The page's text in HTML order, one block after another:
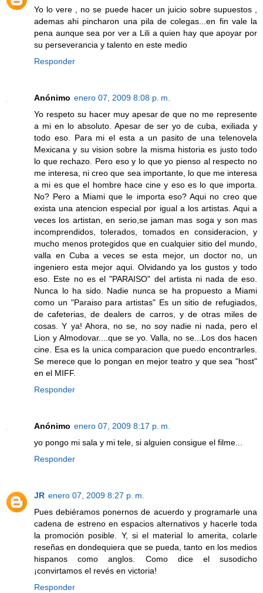
Yo lo vere , no se puede hacer un juicio sobre supuestos ,
ademas ahi pincharon una pila de colegas...en fin vale la
pena aunque sea por ver a Lili a quien hay que apoyar por
su perseverancia y talento en este medio
Responder
Anónimo enero 07, 2009 8:08 p. m.
Yo respeto su hacer muy apesar de que no me represente
a mi en lo absoluto. Apesar de ser yo de cuba, exiliada y
todo eso. Para mi el esta a un pasito de una telenovela
Mexicana y su vision sobre la misma historia es justo todo
lo que rechazo. Pero eso y lo que yo pienso al respecto no
me interesa, ni creo que sea importante, lo que me interesa
a mi es que el hombre hace cine y eso es lo que importa.
No? Pero a Miami que le importa eso? Aqui no creo que
exista una atencion especial por igual a los artistas. Aqui a
veces los artistan, en serio,se jaman mas soga y son mas
incomprendidos, tolerados, tomados en consideracion, y
mucho menos protegidos que en cualquier sitio del mundo,
valla en Cuba a veces se esta mejor, un doctor no, un
ingeniero esta mejor aqui. Olvidando ya los gustos y todo
eso. Este no es el "PARAISO" del artista ni nada de eso.
Nunca lo ha sido. Nadie nunca se ha propuesto a Miami
como un "Paraiso para artistas" Es un sitio de refugiados,
de cafeterias, de dealers de carros, y de otras miles de
cosas. Y ya! Ahora, no se, no soy nadie ni nada, pero el
Lion y Almodovar....que se yo. Valla, no se...Los dos hacen
cine. Esa es la unica comparacion que puedo encontrarles.
Se merece que lo pongan en mejor teatro y que sea "host"
en el MIFF.
Responder
Anónimo enero 07, 2009 8:17 p. m.
yo pongo mi sala y mi tele, si alguien consigue el filme...
Responder
JR enero 07, 2009 8:27 p. m.
Pues debiéramos ponernos de acuerdo y programarle una
cadena de estreno en espacios alternativos y hacerle toda
la promoción posible. Y, si el material lo amerita, colarle
reseñas en dondequiera que se pueda, tanto en los medios
hispanos como anglos. Como dice el susodicho
¡convirtamos el revés en victoria!
Responder